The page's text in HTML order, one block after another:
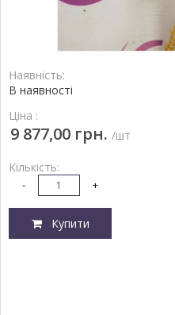
Наявність:
В наявності
Ціна :
9 877,00 грн. /шт
Кількість:
- +
Купити